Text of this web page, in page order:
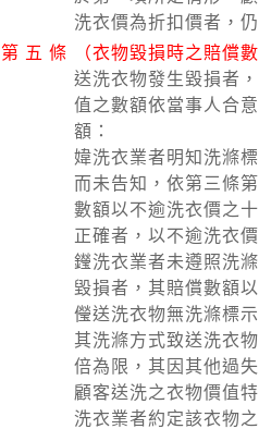
洗衣價為折扣價者，
第 五 條
（衣物毀損時之賠償
送洗衣物發生毀損者
值之數額依當事人合
額：
媁洗衣業者明知洗滌
而未告知，依第三條
數額以不逾洗衣價之
正確者，以不逾洗衣
𨯗洗衣業者未遵照洗
毀損者，其賠償數額
𠐓送洗衣物無洗滌標
其洗滌方式致送洗衣
倍為限，其因其他過
顧客送洗之衣物價值
洗衣業者約定該衣物